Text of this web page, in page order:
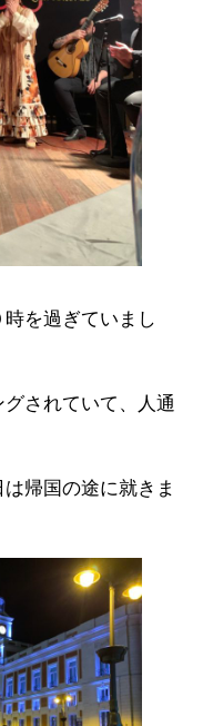
を過ぎていまし
されていて、人通
帰国の途に就きま